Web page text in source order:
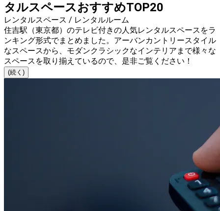
タルスペースおすすめTOP20
レンタルスペース / レンタルルーム
住吉駅（東京都）のテレビ付きの人気レンタルスペースをラ
ンキング形式でまとめました。アーバンカントリースタイル
なスペースから、モダンクラシックなインテリアまで様々な
スペースを取り揃えているので、是非ご覧ください！
(続く)